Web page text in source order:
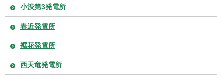
小渋第3発電所
春近発電所
裾花発電所
西天竜発電所